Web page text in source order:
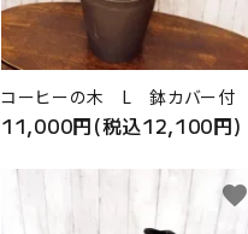
コーヒーの木 L 鉢カバー付
11,000円(税込12,100円)
favorite